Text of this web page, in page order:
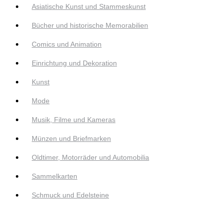
Asiatische Kunst und Stammeskunst
Bücher und historische Memorabilien
Comics und Animation
Einrichtung und Dekoration
Kunst
Mode
Musik, Filme und Kameras
Münzen und Briefmarken
Oldtimer, Motorräder und Automobilia
Sammelkarten
Schmuck und Edelsteine